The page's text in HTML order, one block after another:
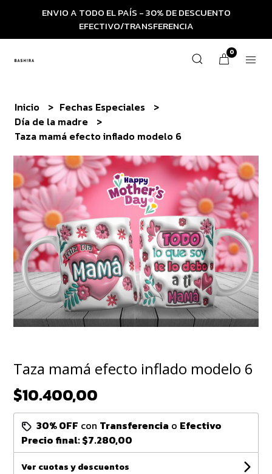
ENVIO A TODO EL PAÍS - 30% DE DESCUENTO
EFECTIVO/TRANSFERENCIA
0
Inicio
Fechas Especiales
Día de la madre
Taza mamá efecto inflado modelo 6
Taza mamá efecto inflado modelo 6
$10.400,00
30% OFF con Transferencia o Efectivo
Precio final:$7.280,00
Ver cuotas y descuentos